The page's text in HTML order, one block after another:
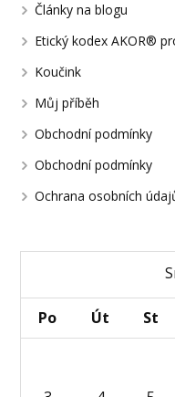
Články na blogu
Etický kodex AKOR®
Koučink
Můj příběh
Obchodní podmínky
Obchodní podmínky
Ochrana osobních
Po Út St